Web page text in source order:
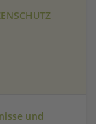
und